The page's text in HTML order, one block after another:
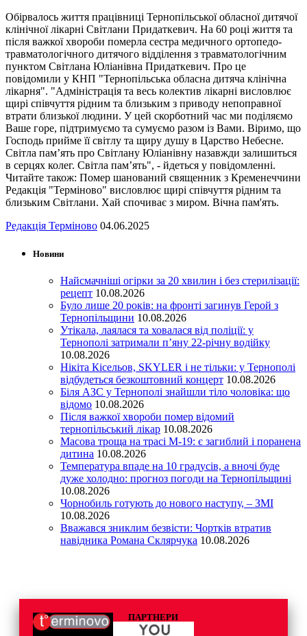
Обірвалось життя працівниці Тернопільської обласної дитячої
клінічної лікарні Світлани Придаткевич. На 60 році життя та
після важкої хвороби померла сестра медичного ортопедо-
травматологічного дитячого відділення з травматологічним
пунктом Світлана Юліанівна Придаткевич. Про це
повідомили у КНП "Тернопільська обласна дитяча клінічна
лікарня". "Адміністрація та весь колектив лікарні висловлює
щирі співчуття рідним та близьким з приводу непоправної
втрати близької людини. У цей скорботний час ми поділяємо
Ваше горе, підтримуємо та сумуємо разом із Вами. Віримо, що
Господь прийме її світлу та щиру душу в Царство Небесне.
Світла пам’ять про Світлану Юліанівну назавжди залишиться
в серцях колег. Світла пам’ять", - йдеться у повідомленні.
Читайте також: Помер шанований священник з Кременеччини
Редакція "Терміново" висловлює щирі співчуття рідним та
близьким Світлани. Хай спочиває з миром. Вічна пам'ять.
Редакція Терміново 04.06.2025
Новини
Найсмачніші огірки за 20 хвилин і без стерилізації:
рецепт 10.08.2026
Було лише 20 років: на фронті загинув Герой з
Тернопільщини 10.08.2026
Утікала, лаялася та ховалася від поліції: у
Тернополі затримали п’яну 22-річну водійку
10.08.2026
Нікіта Кісельов, SKYLER і не тільки: у Тернополі
відбудеться безкоштовний концерт 10.08.2026
Біля АЗС у Тернополі знайшли тіло чоловіка: що
відомо 10.08.2026
Після важкої хвороби помер відомий
тернопільський лікар 10.08.2026
Масова троща на трасі М-19: є загиблий і поранена
дитина 10.08.2026
Температура впаде на 10 градусів, а вночі буде
дуже холодно: прогноз погоди на Тернопільщині
10.08.2026
Чорнобиль готують до нового наступу, – ЗМІ
10.08.2026
Вважався зниклим безвісти: Чортків втратив
навідника Романа Склярчука 10.08.2026
ПАРТНЕРИ